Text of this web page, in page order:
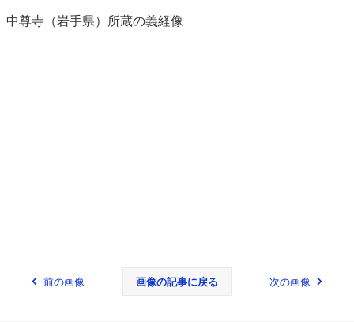
中尊寺（岩手県）所蔵の義経像
前の画像 画像の記事に戻る 次の画像